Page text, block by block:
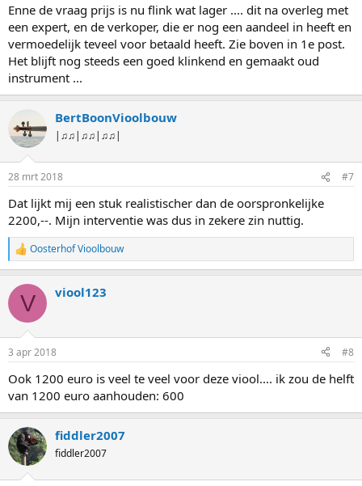
Enne de vraag prijs is nu flink wat lager .... dit na overleg met
een expert, en de verkoper, die er nog een aandeel in heeft en
vermoedelijk teveel voor betaald heeft. Zie boven in 1e post.
Het blijft nog steeds een goed klinkend en gemaakt oud
instrument ...
BertBoonVioolbouw
|♫♫|♫♫|♫♫|
28 mrt 2018 #7
Dat lijkt mij een stuk realistischer dan de oorspronkelijke
2200,--. Mijn interventie was dus in zekere zin nuttig.
W
a
r
e
n
e
n
:
Oosterhof Vioolbouw
V viool123
3 apr 2018 #8
Ook 1200 euro is veel te veel voor deze viool.... ik zou de helft
van 1200 euro aanhouden: 600
fiddler2007
fiddler2007